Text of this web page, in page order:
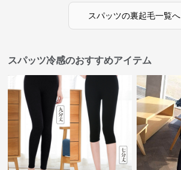
スパッツの裏起毛一覧へ
スパッツ冷感のおすすめアイテム